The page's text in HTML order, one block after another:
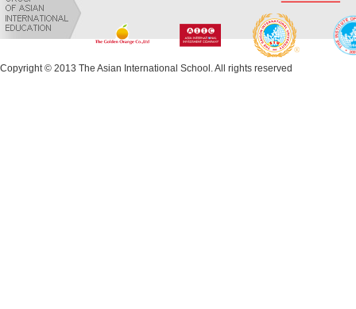
Copyright © 2013 The Asian International School. All rights reserved